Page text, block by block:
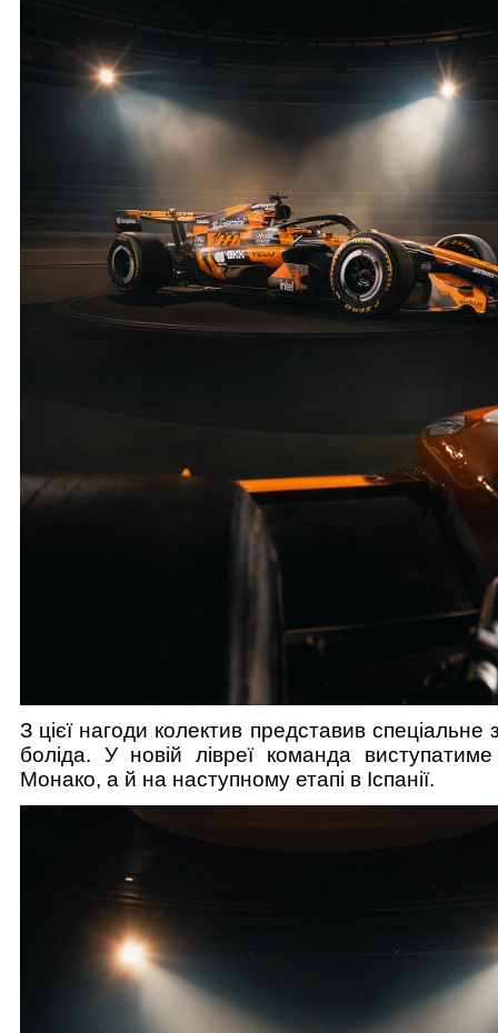
З цієї нагоди колектив представив спеціальне
боліда. У новій лівреї команда
Монако, а й на наступному етапі в Іспанії.